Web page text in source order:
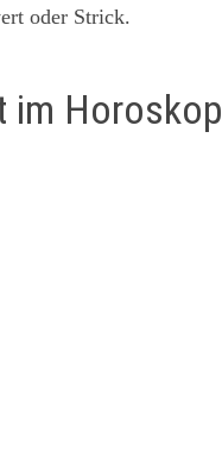
oder Strick.
im Horoskop